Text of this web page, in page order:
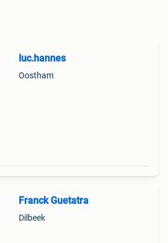
luc.hannes
Oostham
Franck Guetatra
Dilbeek